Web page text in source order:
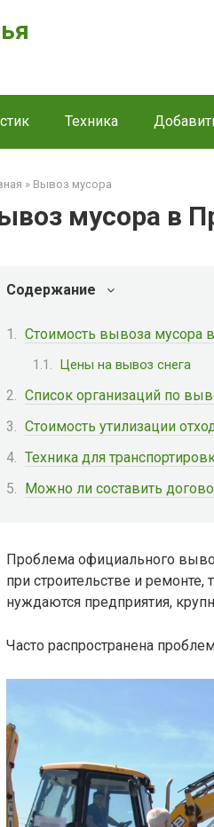
Техника
» Вывоз мусора
мусора в
Содержание
Стоимость вывоза мусора
Цены на вывоз снега
Список организаций по
Стоимость утилизации
Техника для
Можно ли составить
Проблема официального
при строительстве и
нуждаются предприятия,
Часто распространена